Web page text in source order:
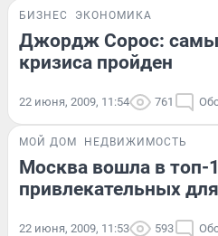
БИЗНЕС ЭКОНОМИКА
Джордж Сорос:
кризиса пройден
22 июня, 2009, 11:54 761
МОЙ ДОМ НЕДВИЖИМОСТЬ
Москва вошла в топ-
привлекательных
22 июня, 2009, 11:53 593